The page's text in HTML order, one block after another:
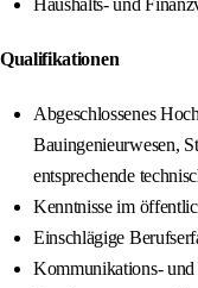
Haushalts- und
Qualifikationen
Abgeschlossenes
Bauingenieurwesen,
entsprechende
Kenntnisse im
Einschlägige
Kommunikations- und